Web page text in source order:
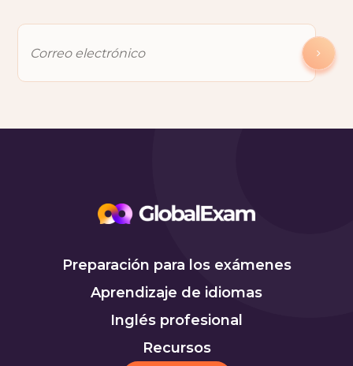
Preparación para los exámenes
Aprendizaje de idiomas
Inglés profesional
Recursos